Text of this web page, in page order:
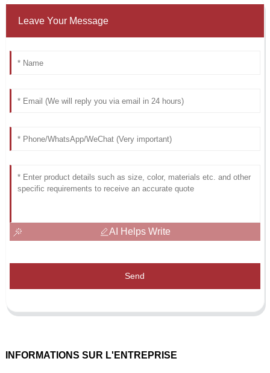
Leave Your Message
AI Helps Write
Send
INFORMATIONS SUR L'ENTREPRISE